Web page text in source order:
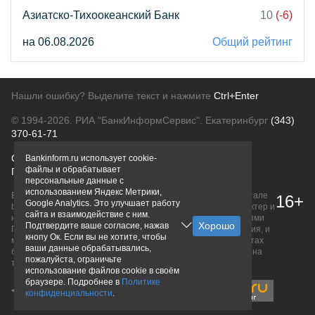
Азиатско-Тихоокеанский Банк 10 (-6)
на 06.08.2026 Общий рейтинг
Нашли ошибку? Выделите текст и нажмите Ctrl+Enter
© 1994-2026. РИА "БанкИнформСервис". Екатеринбург (343)
370-61-71
О проектеПолитика конфиденциальности
Правовая информацияДля рекламодателей
Вся информация о продуктах банков, размещенная на портале
bankinform.ru, носит исключительно ознакомительный характер и
не является публичной офертой, определяемой положениями
ГК РФ. Информация не содержит точного и полного описания, и
может быть изменена. Конечные условия уточняйте на сайтах
банков или при личном обращении. Исключительное право на
товарные знаки принадлежит их правообладателям.
16+
Bankinform.ru использует cookie-
файлы и обрабатывает
персональные данные с
использованием Яндекс Метрики,
Google Analytics. Это улучшает работу
сайта и взаимодействие с ним.
Подтвердите ваше согласие, нажав
кнопу Ок. Если вы не хотите, чтобы
ваши данные обрабатывались,
пожалуйста, ограничьте
использование файлов cookie в своём
браузере. Подробнее в Политике
конфиденциальности.